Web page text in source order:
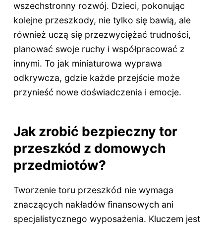
wszechstronny rozwój. Dzieci, pokonując
kolejne przeszkody, nie tylko się bawią, ale
również uczą się przezwyciężać trudności,
planować swoje ruchy i współpracować z
innymi. To jak miniaturowa wyprawa
odkrywcza, gdzie każde przejście może
przynieść nowe doświadczenia i emocje.
Jak zrobić bezpieczny tor
przeszkód z domowych
przedmiotów?
Tworzenie toru przeszkód nie wymaga
znaczących nakładów finansowych ani
specjalistycznego wyposażenia. Kluczem jest